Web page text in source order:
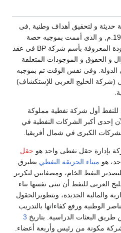
و لتحقيق أهداف وطنية ,فى
السابع من شهر ديسمبر سنة 1971.م, و الذى أممت بموجبه حصة
شركة البترول البرياطانية المحدودة المعروفة بأسم شركة BP في عقد
الأموال و الحقوق و الموجودات المتعلقة
الدولة. وفى نفس الوقت تم بموجبه
(شركة الخليج العربى للإستكشاف)
للنفط أول شركة نفطية مملوكة
إحدى أكبر الشركات النفطية في
الكبرى في شمال أفريقيا.
حقل
هو ميناء الحريقة النفطي بطبرق.
النفط الخام، ومصفاتين لتكرير
العربى للنفط أن تبنى نفسها بناء
والمالية الجديدة، وبتطويرالحقول
الوطنية ورفع كفاءاتها بالتدريب
البعثات الدراسية. بتاريخ 3
مكونة من رئيس وأربعة أعضاء.